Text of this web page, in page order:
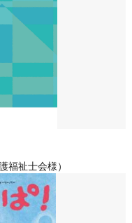
福祉士会様）